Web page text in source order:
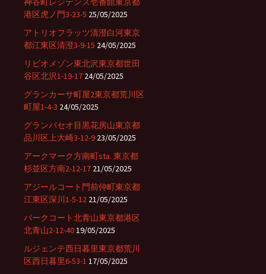
港区虎ノ門3-23-5 25/05/2025
アトリオフラッツ清澄白河東京
都江東区清澄3-9-15 24/05/2025
リビオメゾン東北沢東京都世田
谷区北沢1-19-17 24/05/2025
グランカーサ町屋2東京都荒川区
町屋1-4-3 24/05/2025
グランパセオ目黒花房山東京都
品川区上大崎3-12-9 23/05/2025
アークマーク方南町sta. 東京都
杉並区方南2-12-17 21/05/2025
アジールコート門前仲町東京都
江東区深川1-5-12 21/05/2025
パークコート北青山東京都港区
北青山2-12-4019/05/2025
ルジェンテ西日暮里東京都荒川
区西日暮里6-53-1 17/05/2025